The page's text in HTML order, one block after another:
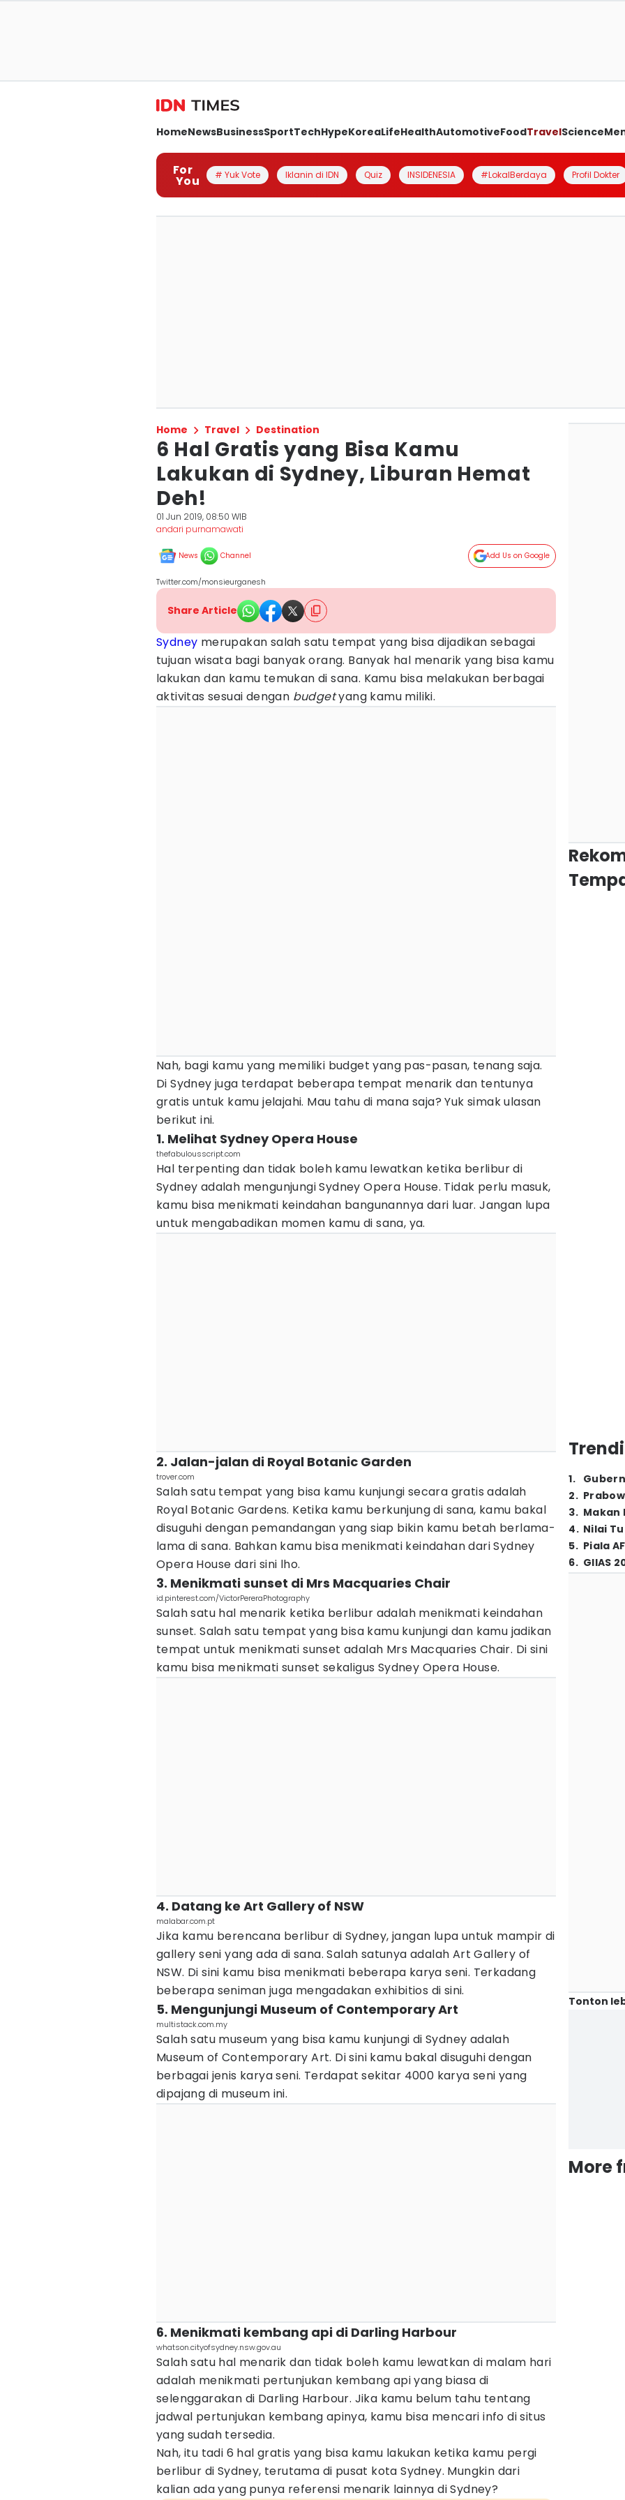
HomeNewsBusinessSportTechHypeKoreaLifeHealthAutomotiveFoodTravelScience
For
You # Yuk Vote Iklanin di IDN Quiz INSIDENESIA #LokalBerdaya Profil Dokter
Home Travel Destination
6 Hal Gratis yang Bisa Kamu
Lakukan di Sydney, Liburan Hemat
Deh!
01 Jun 2019, 08:50 WIB
andari purnamawati
News Channel Add Us on Google
Twitter.com/monsieurganesh
Share Article
Sydney merupakan salah satu tempat yang bisa dijadikan sebagai
tujuan wisata bagi banyak orang. Banyak hal menarik yang bisa kamu
lakukan dan kamu temukan di sana. Kamu bisa melakukan berbagai
aktivitas sesuai dengan budgetyang kamu miliki.
Nah, bagi kamu yang memiliki budget yang pas-pasan, tenang saja.
Di Sydney juga terdapat beberapa tempat menarik dan tentunya
gratis untuk kamu jelajahi. Mau tahu di mana saja? Yuk simak ulasan
berikut ini.
1. Melihat Sydney Opera House
thefabulousscript.com
Hal terpenting dan tidak boleh kamu lewatkan ketika berlibur di
Sydney adalah mengunjungi Sydney Opera House. Tidak perlu masuk,
kamu bisa menikmati keindahan bangunannya dari luar. Jangan lupa
untuk mengabadikan momen kamu di sana, ya.
2. Jalan-jalan di Royal Botanic Garden
trover.com
Salah satu tempat yang bisa kamu kunjungi secara gratis adalah
Royal Botanic Gardens. Ketika kamu berkunjung di sana, kamu bakal
disuguhi dengan pemandangan yang siap bikin kamu betah berlama-
lama di sana. Bahkan kamu bisa menikmati keindahan dari Sydney
Opera House dari sini lho.
3. Menikmati sunset di Mrs Macquaries Chair
id.pinterest.com/VictorPereraPhotography
Salah satu hal menarik ketika berlibur adalah menikmati keindahan
sunset. Salah satu tempat yang bisa kamu kunjungi dan kamu jadikan
tempat untuk menikmati sunset adalah Mrs Macquaries Chair. Di sini
kamu bisa menikmati sunset sekaligus Sydney Opera House.
4. Datang ke Art Gallery of NSW
malabar.com.pt
Jika kamu berencana berlibur di Sydney, jangan lupa untuk mampir di
gallery seni yang ada di sana. Salah satunya adalah Art Gallery of
NSW. Di sini kamu bisa menikmati beberapa karya seni. Terkadang
beberapa seniman juga mengadakan exhibitios di sini.
5. Mengunjungi Museum of Contemporary Art
multistack.com.my
Salah satu museum yang bisa kamu kunjungi di Sydney adalah
Museum of Contemporary Art. Di sini kamu bakal disuguhi dengan
berbagai jenis karya seni. Terdapat sekitar 4000 karya seni yang
dipajang di museum ini.
6. Menikmati kembang api di Darling Harbour
whatson.cityofsydney.nsw.gov.au
Salah satu hal menarik dan tidak boleh kamu lewatkan di malam hari
adalah menikmati pertunjukan kembang api yang biasa di
selenggarakan di Darling Harbour. Jika kamu belum tahu tentang
jadwal pertunjukan kembang apinya, kamu bisa mencari info di situs
yang sudah tersedia.
Nah, itu tadi 6 hal gratis yang bisa kamu lakukan ketika kamu pergi
berlibur di Sydney, terutama di pusat kota Sydney. Mungkin dari
kalian ada yang punya referensi menarik lainnya di Sydney?
1.
2.
3. Makan
4. Nilai
5. Piala
6. GIIAS
Tonton
More